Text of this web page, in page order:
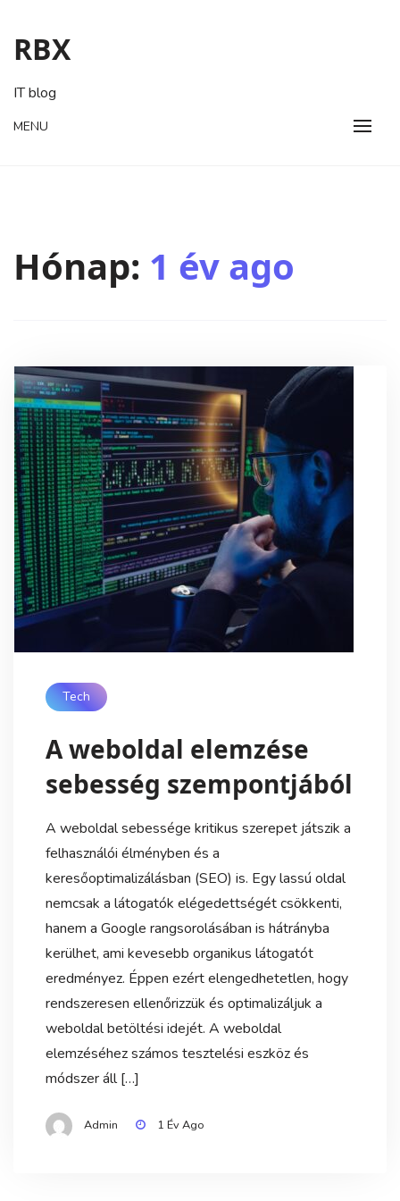
content
RBX
IT blog
MENU
Hónap: 1 év ago
Tech
A weboldal elemzése
sebesség szempontjából
A weboldal sebessége kritikus szerepet játszik a
felhasználói élményben és a
keresőoptimalizálásban (SEO) is. Egy lassú oldal
nemcsak a látogatók elégedettségét csökkenti,
hanem a Google rangsorolásában is hátrányba
kerülhet, ami kevesebb organikus látogatót
eredményez. Éppen ezért elengedhetetlen, hogy
rendszeresen ellenőrizzük és optimalizáljuk a
weboldal betöltési idejét. A weboldal
elemzéséhez számos tesztelési eszköz és
módszer áll […]
Admin 1 Év Ago